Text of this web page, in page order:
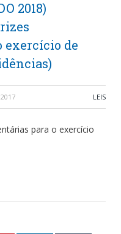
2018)
exercício de
LEIS
para o exercício